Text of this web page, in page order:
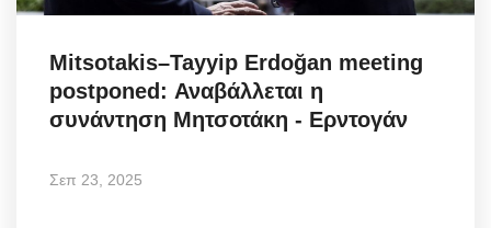
Mitsotakis–Tayyip Erdoğan meeting
postponed: Αναβάλλεται η
συνάντηση Μητσοτάκη - Ερντογάν
Σεπ 23, 2025